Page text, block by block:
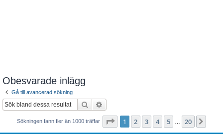
Obesvarade inlägg
Gå till avancerad sökning
Sök
Sökningen fann fler än 1000 träffar Sida av 20
1 2 3 4 5 20